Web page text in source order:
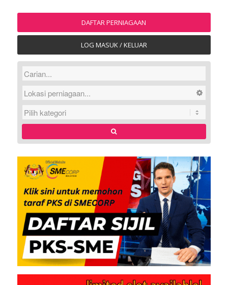
DAFTAR PERNIAGAAN
LOG MASUK / KELUAR